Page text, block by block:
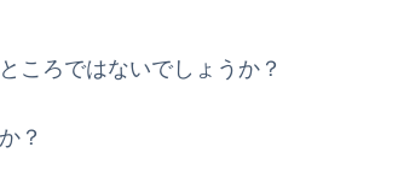
ころではないでしょうか？
？